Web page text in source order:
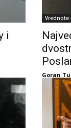
i
Vrednote
Goran